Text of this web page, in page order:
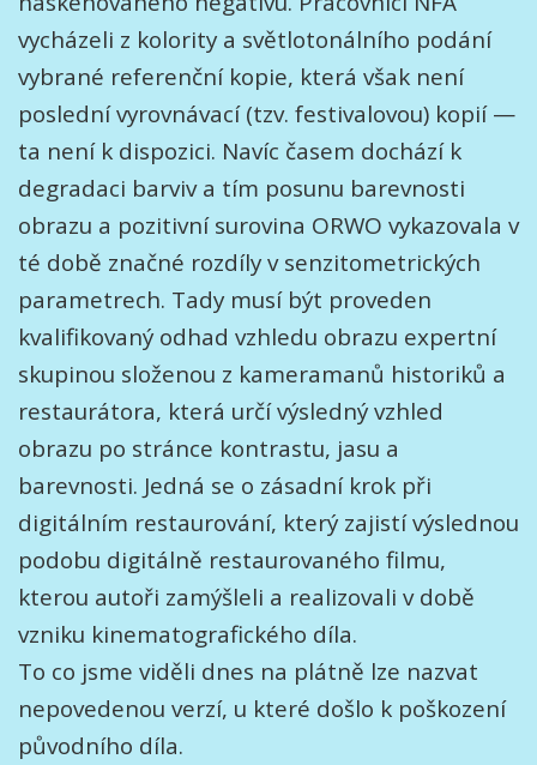
vycházeli z kolority a světlotonálního podání
vybrané referenční kopie, která však není
poslední vyrovnávací (tzv. festivalovou) kopií —
ta není k dispozici. Navíc časem dochází k
degradaci barviv a tím posunu barevnosti
obrazu a pozitivní surovina ORWO vykazovala v
té době značné rozdíly v senzitometrických
parametrech. Tady musí být proveden
kvalifikovaný odhad vzhledu obrazu expertní
skupinou složenou z kameramanů historiků a
restaurátora, která určí výsledný vzhled
obrazu po stránce kontrastu, jasu a
barevnosti. Jedná se o zásadní krok při
digitálním restaurování, který zajistí výslednou
podobu digitálně restaurovaného filmu,
kterou autoři zamýšleli a realizovali v době
vzniku kinematografického díla.
To co jsme viděli dnes na plátně lze nazvat
nepovedenou verzí, u které došlo k poškození
původního díla.